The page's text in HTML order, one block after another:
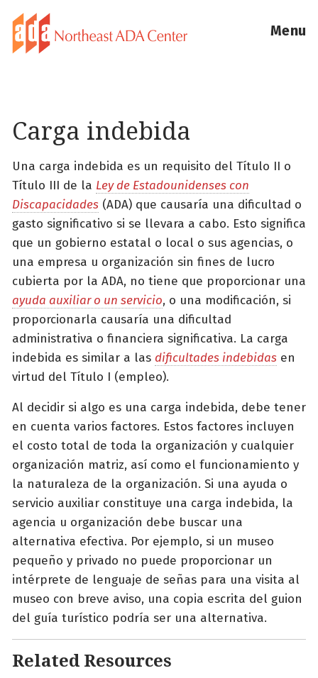
Menu
Carga indebida
Una carga indebida es un requisito del Título II o
Título III de la Ley de Estadounidenses con
Discapacidades (ADA) que causaría una dificultad o
gasto significativo si se llevara a cabo. Esto significa
que un gobierno estatal o local o sus agencias, o
una empresa u organización sin fines de lucro
cubierta por la ADA, no tiene que proporcionar una
ayuda auxiliar o un servicio, o una modificación, si
proporcionarla causaría una dificultad
administrativa o financiera significativa. La carga
indebida es similar a las dificultades indebidas en
virtud del Título I (empleo).
Al decidir si algo es una carga indebida, debe tener
en cuenta varios factores. Estos factores incluyen
el costo total de toda la organización y cualquier
organización matriz, así como el funcionamiento y
la naturaleza de la organización. Si una ayuda o
servicio auxiliar constituye una carga indebida, la
agencia u organización debe buscar una
alternativa efectiva. Por ejemplo, si un museo
pequeño y privado no puede proporcionar un
intérprete de lenguaje de señas para una visita al
museo con breve aviso, una copia escrita del guion
del guía turístico podría ser una alternativa.
Related Resources